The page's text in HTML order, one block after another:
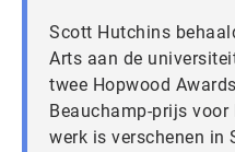
Scott Hutchins
Arts aan de
twee Hopwood
Beauchamp-prijs
werk is verschenen in